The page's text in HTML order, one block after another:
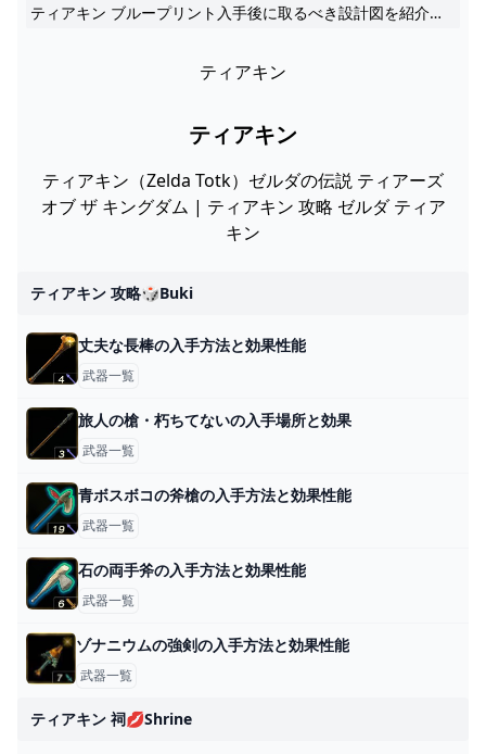
ティアキン ブループリント入手後に取るべき設計図を紹介します 攻略動画 ゼルダの伝説ティアーズオブザキングダム 最強 2024
ティアキン
ティアキン
ティアキン（Zelda Totk）ゼルダの伝説 ティアーズ
オブ ザ キングダム | ティアキン 攻略 ゼルダ ティア
キン
ティアキン 攻略🎲buki
丈夫な長棒の入手方法と効果性能
武器一覧
旅人の槍・朽ちてないの入手場所と効果
武器一覧
青ボスボコの斧槍の入手方法と効果性能
武器一覧
石の両手斧の入手方法と効果性能
武器一覧
ゾナニウムの強剣の入手方法と効果性能
武器一覧
ティアキン 祠💋shrine